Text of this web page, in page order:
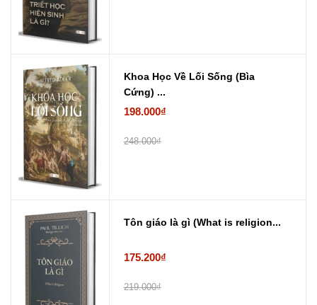
Khoa Học Về Lối Sống (Bìa
Cứng) ...
198.000₫
248.000₫
Tôn giáo là gì (What is religion...
175.200₫
219.000₫